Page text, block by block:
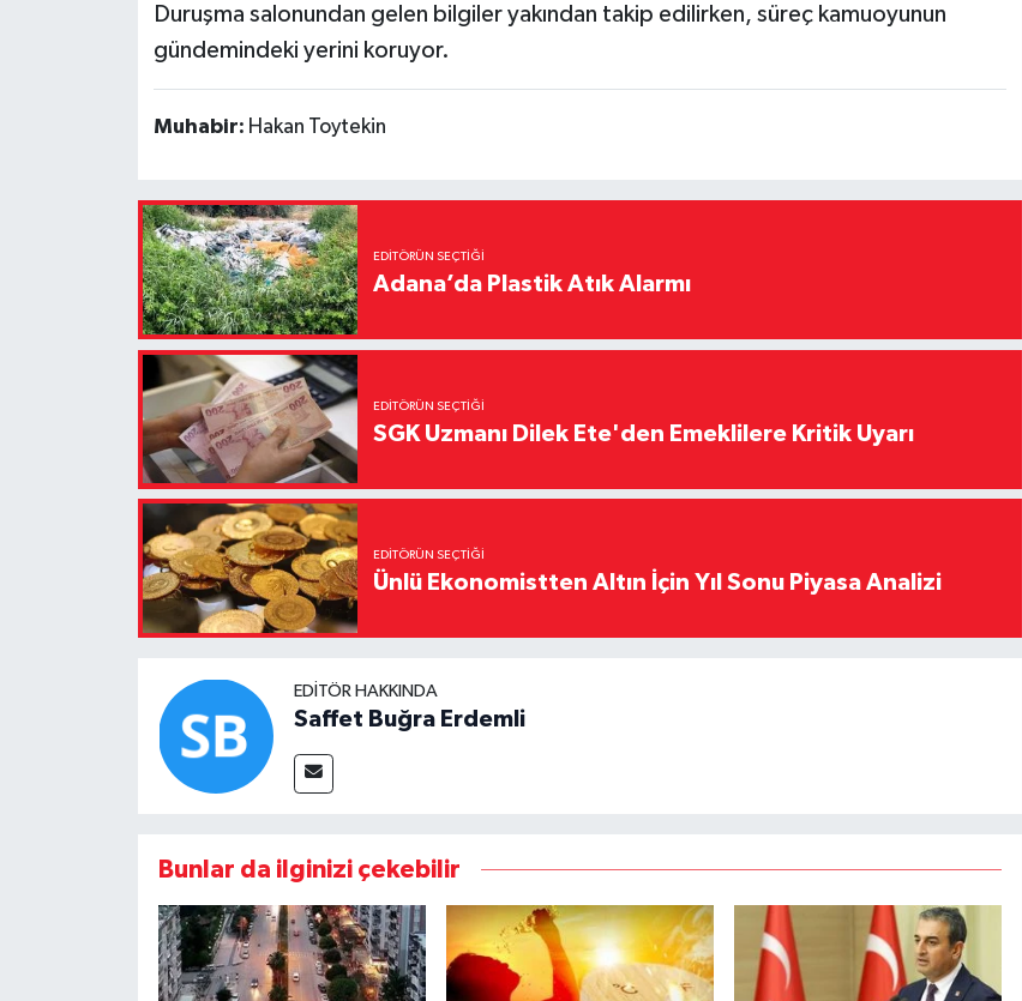
Duruşma salonundan gelen bilgiler yakından takip edilirken, süreç kamuoyunun
gündemindeki yerini koruyor.
Muhabir: Hakan Toytekin
EDITÖRÜN SEÇTIĞI
Adana’da Plastik Atık Alarmı
EDITÖRÜN SEÇTIĞI
SGK Uzmanı Dilek Ete'den Emeklilere Kritik Uyarı
EDITÖRÜN SEÇTIĞI
Ünlü Ekonomistten Altın İçin Yıl Sonu Piyasa Analizi
EDITÖR HAKKINDA
Saffet Buğra Erdemli
Bunlar da ilginizi çekebilir